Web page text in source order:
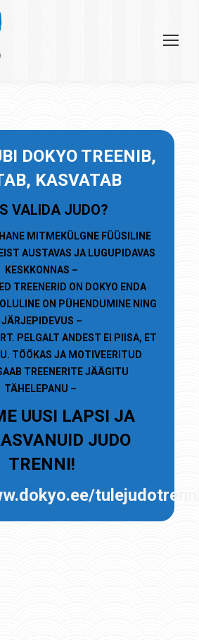
DOKYO TREENIB,
KASVATAB
VALIDA JUDO?
MITMEKÜLGNE FÜÜSILINE
AUSTAVAS JA LUGUPIDAVAS
KESKKONNAS –
TREENERID ON DOKYO ENDA
ON PÜHENDUMINE NING
JÄRJEPIDEVUS –
PELGALT ANDEST EI PIISA, ET
TÖÖKAS JA MOTIVEERITUD
TREENERITE JÄÄGITU
TÄHELEPANU –
UUSI LAPSI JA
JUDO
TRENNI!